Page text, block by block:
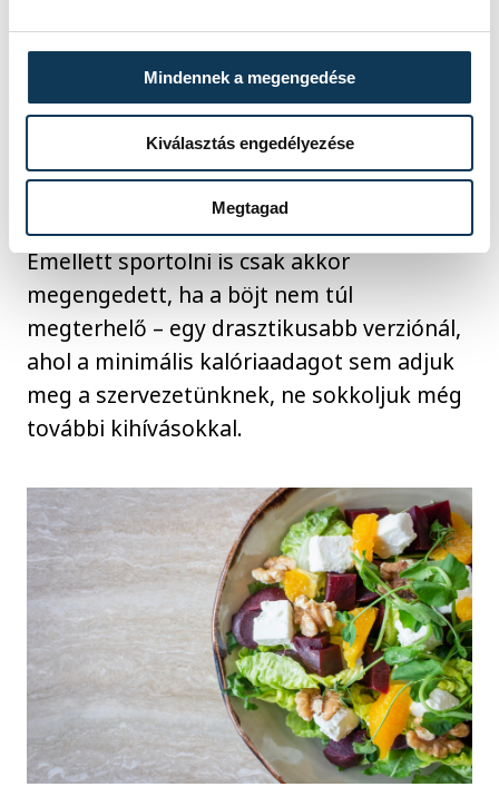
Mindennek a megengedése
Kiválasztás engedélyezése
Megtagad
alattiaknak és a 60 év felettieknek,
valamint a kismamáknak, betegeknek és
nehéz fizikai munkát végzőknek, úgy
általában is igaz, hogy böjtölni csak annak
szabad, aki nem rendelkezik krónikus
betegséggel, nem várandós, illetve
szoptatós kismama és nem túl fiatal.
Emellett sportolni is csak akkor
megengedett, ha a böjt nem túl
megterhelő – egy drasztikusabb verziónál,
ahol a minimális kalóriaadagot sem adjuk
meg a szervezetünknek, ne sokkoljuk még
további kihívásokkal.